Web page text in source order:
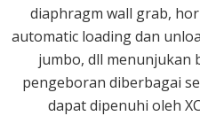
diaphragm wall grab,
automatic loading dan
jumbo, dll menunjukan
pengeboran diberbagai
dapat dipenuhi oleh